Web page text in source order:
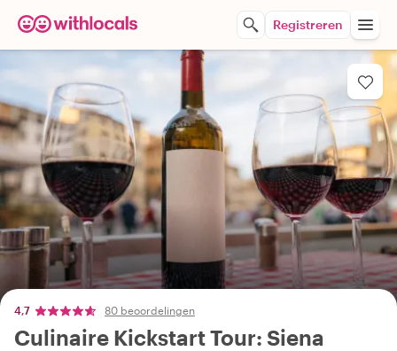
Registreren
4,7 80 beoordelingen
Culinaire Kickstart Tour: Siena